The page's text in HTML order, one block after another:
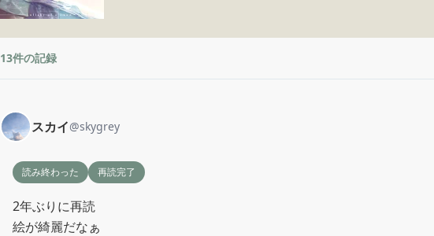
13件の記録
スカイ@skygrey
読み終わった 再読完了
2年ぶりに再読
絵が綺麗だなぁ